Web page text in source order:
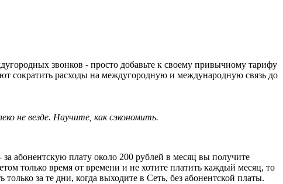
звонков - просто добавьте к своему привычному тарифу
сократить расходы на междугородную и международную связь до
не везде. Научите, как сэкономить.
абонентскую плату около 200 рублей в месяц вы получите
только время от времени и не хотите платить каждый месяц, то
за те дни, когда выходите в Сеть, без абонентской платы.